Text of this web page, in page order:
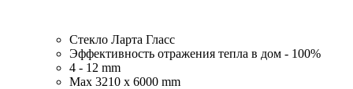
Стекло Ларта Гласс
Эффективность отражения тепла в дом - 100%
4 - 12 mm
Max 3210 x 6000 mm